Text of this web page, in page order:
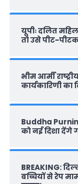
यूपीः दलित
तो उसे पीट-
भीम आर्मी
कार्यकारिणी का
Buddha
को नई दिशा देंगे
BREAKING:
बच्चियों से रेप